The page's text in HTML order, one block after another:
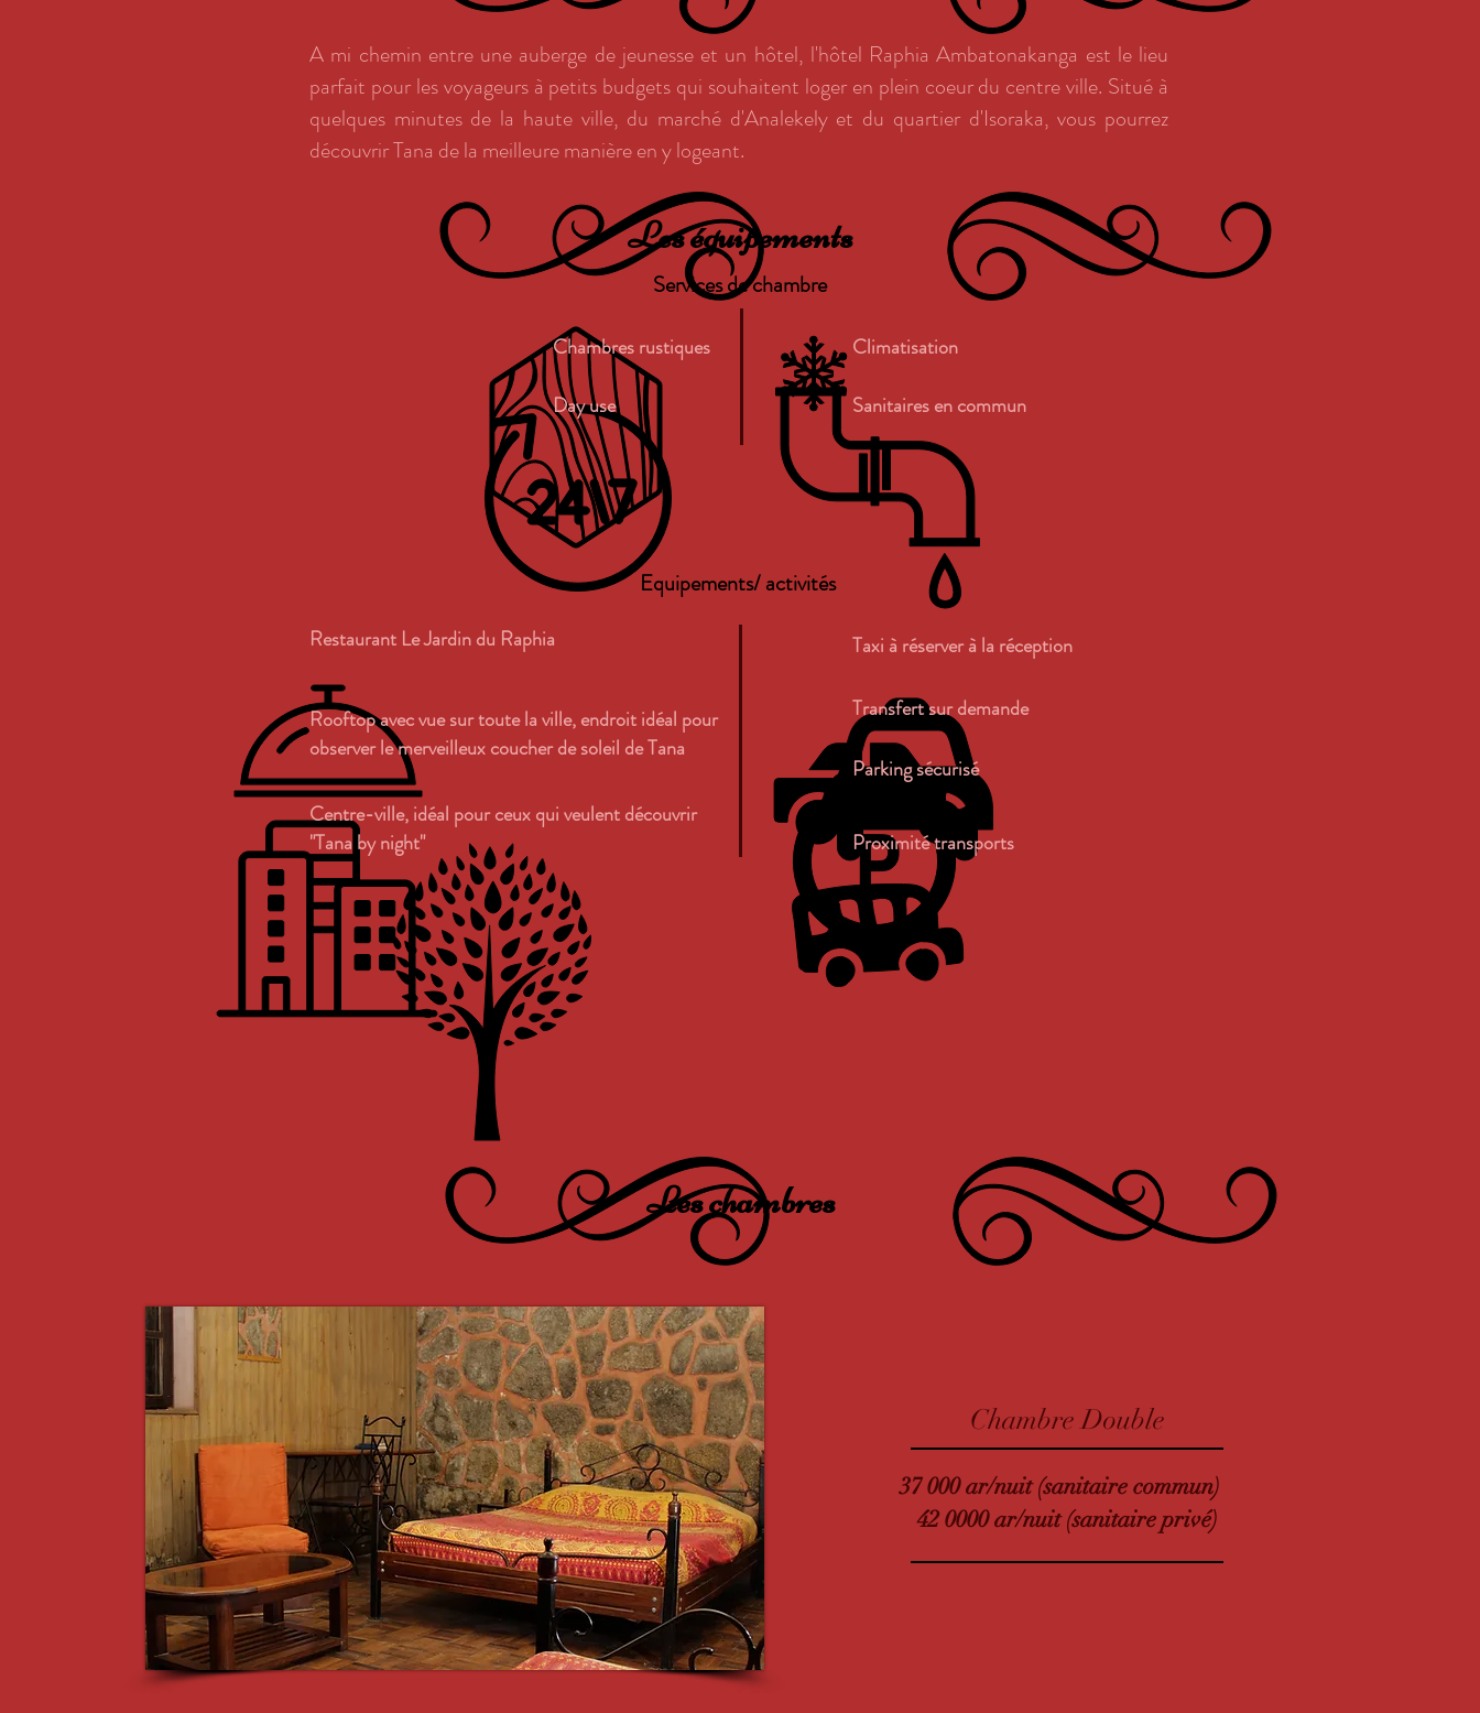
A mi chemin entre une auberge de jeunesse et un hôtel, l'hôtel Raphia Ambatonakanga est le lieu
parfait pour les voyageurs à petits budgets qui souhaitent loger en plein coeur du centre ville. Situé à
quelques minutes de la haute ville, du marché d'Analekely et du quartier d'Isoraka, vous pourrez
découvrir Tana de la meilleure manière en y logeant.
Les équipements
Services de chambre
Day use
Chambres rustiques Climatisation
Sanitaires en commun
Equipements/ activités
Restaurant Le Jardin du Raphia
Rooftop avec vue sur toute la ville, endroit idéal pour
observer le merveilleuxcoucher de soleil de Tana
Centre-ville, idéal pour ceux qui veulent découvrir
"Tana by night"
Taxi à réserver à la réception
Transfert sur demande
Parking sécurisé
Proximité transports
Les chambres
37 000 ar/nuit (sanitaire commun)
42 0000 ar/nuit (sanitaire privé)
Chambre Double